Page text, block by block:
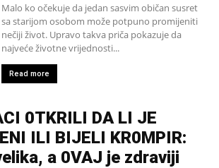
Malo ko očekuje da jedan sasvim običan susret
sa starijom osobom može potpuno promijeniti
nečiji život. Upravo takva priča pokazuje da
najveće životne vrijednosti...
Read more
0TKRILI DA LI JE
ILI BIJELI KR0MPIR:
a 0VAJ je zdraviji